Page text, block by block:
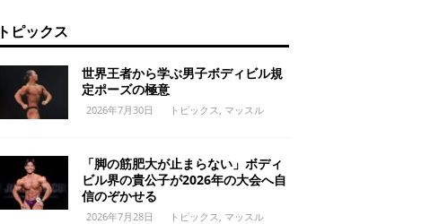
トピックス
世界王者から学ぶ男子ボディビル規
定ポーズの極意
2026年7月30日 トピックス マッスル
「脚の筋肥大が止まらない」ボディ
ビル界の貴公子が2026年の大会へ自
信のぞかせる
2026年7月28日 トピックス マッスル